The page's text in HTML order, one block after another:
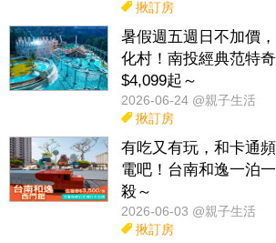
揪訂房
暑假週五週日不加價
化村！南投經典范特
$4,099起～
2026-06-24 @親子生活
揪訂房
有吃又有玩，和卡通
電吧！台南和逸一泊
殺～
2026-06-03 @親子生活
揪訂房